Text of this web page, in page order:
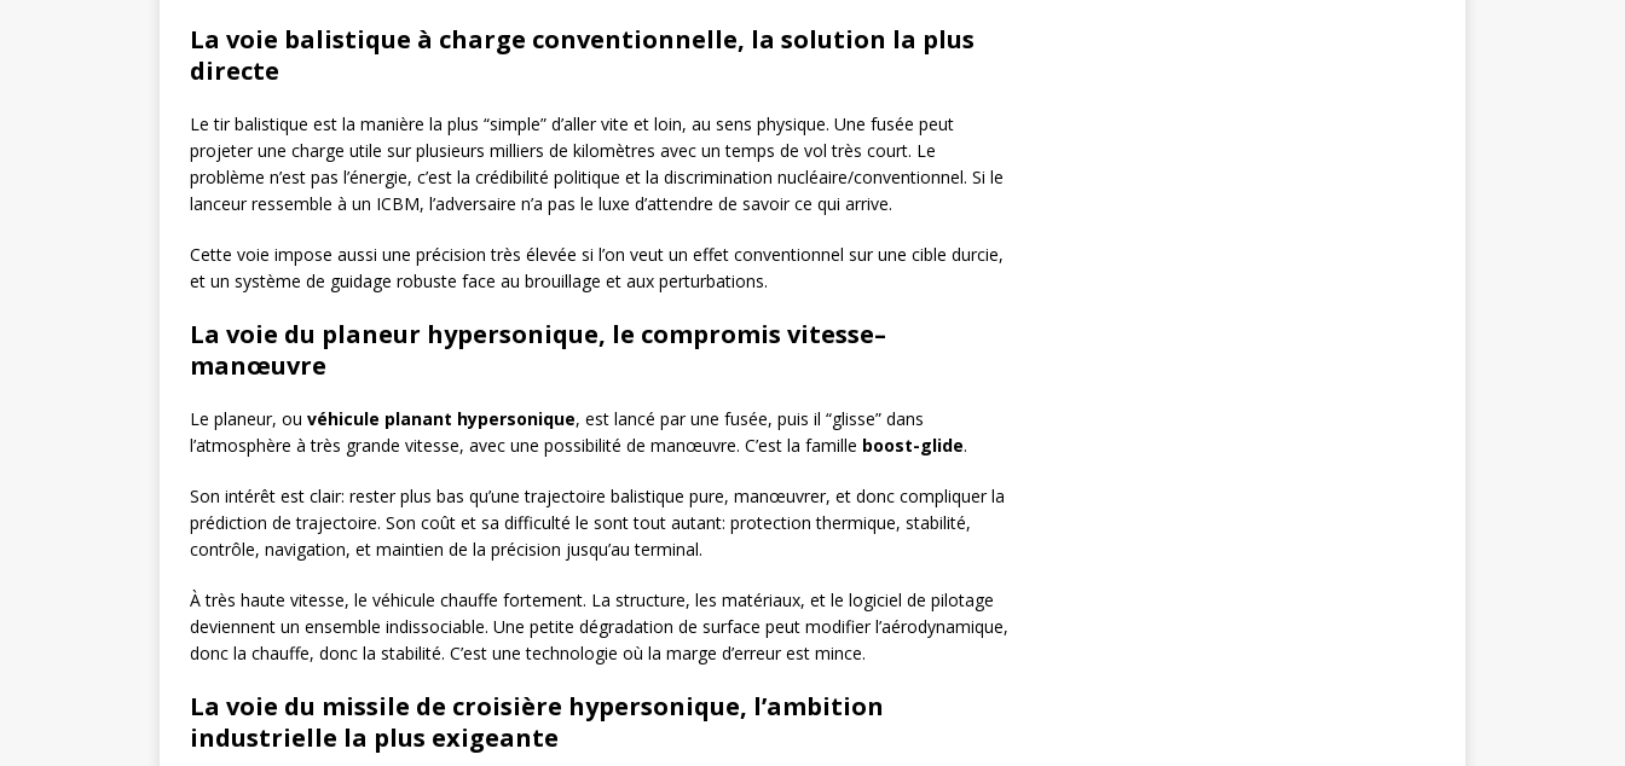
La voie balistique à charge conventionnelle, la solution la plus
directe
Le tir balistique est la manière la plus “simple” d’aller vite et loin, au sens physique. Une fusée peut
projeter une charge utile sur plusieurs milliers de kilomètres avec un temps de vol très court. Le
problème n’est pas l’énergie, c’est la crédibilité politique et la discrimination nucléaire/conventionnel. Si le
lanceur ressemble à un ICBM, l’adversaire n’a pas le luxe d’attendre de savoir ce qui arrive.
Cette voie impose aussi une précision très élevée si l’on veut un effet conventionnel sur une cible durcie,
et un système de guidage robuste face au brouillage et aux perturbations.
La voie du planeur hypersonique, le compromis vitesse–
manœuvre
Le planeur, ou véhicule planant hypersonique, est lancé par une fusée, puis il “glisse” dans
l’atmosphère à très grande vitesse, avec une possibilité de manœuvre. C’est la famille boost-glide.
Son intérêt est clair: rester plus bas qu’une trajectoire balistique pure, manœuvrer, et donc compliquer la
prédiction de trajectoire. Son coût et sa difficulté le sont tout autant: protection thermique, stabilité,
contrôle, navigation, et maintien de la précision jusqu’au terminal.
À très haute vitesse, le véhicule chauffe fortement. La structure, les matériaux, et le logiciel de pilotage
deviennent un ensemble indissociable. Une petite dégradation de surface peut modifier l’aérodynamique,
donc la chauffe, donc la stabilité. C’est une technologie où la marge d’erreur est mince.
La voie du missile de croisière hypersonique, l’ambition
industrielle la plus exigeante